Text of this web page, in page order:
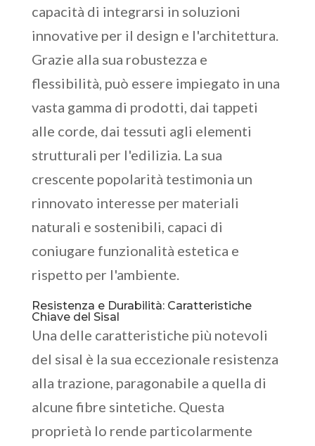
capacità di integrarsi in soluzioni
innovative per il design e l'architettura.
Grazie alla sua robustezza e
flessibilità, può essere impiegato in una
vasta gamma di prodotti, dai tappeti
alle corde, dai tessuti agli elementi
strutturali per l'edilizia. La sua
crescente popolarità testimonia un
rinnovato interesse per materiali
naturali e sostenibili, capaci di
coniugare funzionalità estetica e
rispetto per l'ambiente.
Resistenza e Durabilità: Caratteristiche
Chiave del Sisal
Una delle caratteristiche più notevoli
del sisal è la sua eccezionale resistenza
alla trazione, paragonabile a quella di
alcune fibre sintetiche. Questa
proprietà lo rende particolarmente